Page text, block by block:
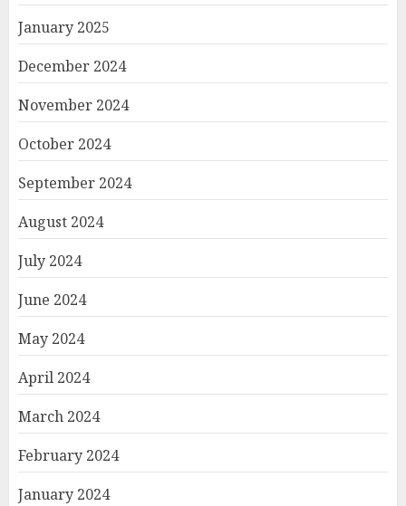
January 2025
December 2024
November 2024
October 2024
September 2024
August 2024
July 2024
June 2024
May 2024
April 2024
March 2024
February 2024
January 2024